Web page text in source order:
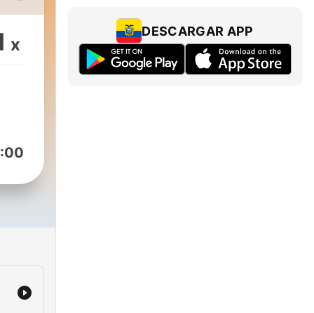
x
DESCARGAR APP